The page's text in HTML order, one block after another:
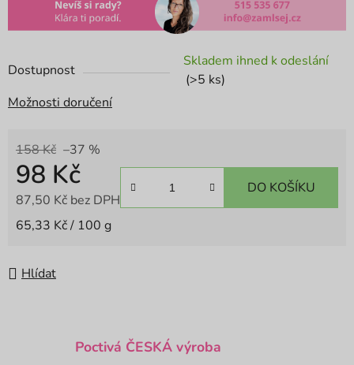
Dostupnost
Skladem ihned k odeslání
(>5 ks)
Možnosti doručení
158 Kč –37 %
98 Kč
87,50 Kč bez DPH
Měrná cena:
65,33 Kč / 100 g
DO KOŠÍKU
Hlídat
Poctivá ČESKÁ výroba